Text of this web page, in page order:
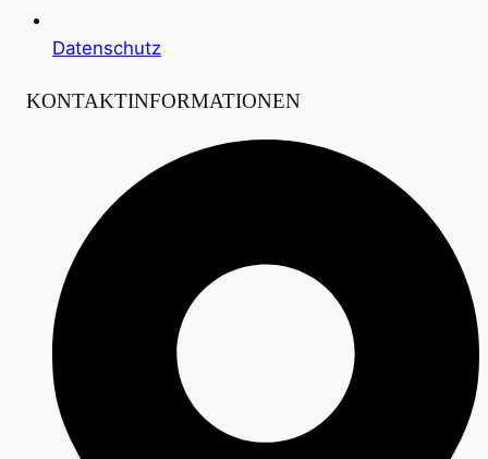
Datenschutz
KONTAKTINFORMATIONEN